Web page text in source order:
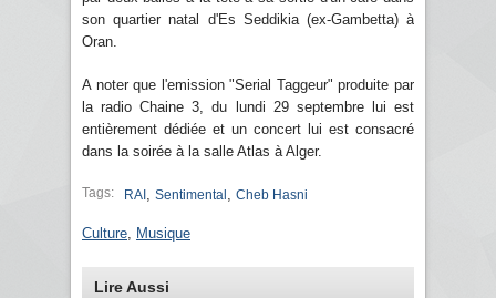
son quartier natal d'Es Seddikia (ex-Gambetta) à
Oran.
A noter que l'emission "Serial Taggeur" produite par
la radio Chaine 3, du lundi 29 septembre lui est
entièrement dédiée et un concert lui est consacré
dans la soirée à la salle Atlas à Alger.
Tags: RAI Sentimental Cheb Hasni
Culture Musique
Lire Aussi